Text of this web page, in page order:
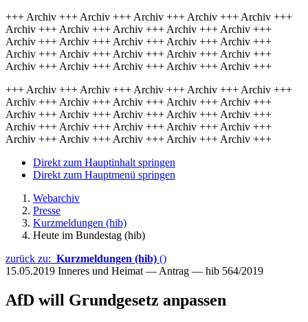
+++ Archiv +++ Archiv +++ Archiv +++ Archiv +++ Archiv +++
Archiv +++ Archiv +++ Archiv +++ Archiv +++ Archiv +++
Archiv +++ Archiv +++ Archiv +++ Archiv +++ Archiv +++
Archiv +++ Archiv +++ Archiv +++ Archiv +++ Archiv +++
Archiv +++ Archiv +++ Archiv +++ Archiv +++ Archiv +++
+++ Archiv +++ Archiv +++ Archiv +++ Archiv +++ Archiv +++
Archiv +++ Archiv +++ Archiv +++ Archiv +++ Archiv +++
Archiv +++ Archiv +++ Archiv +++ Archiv +++ Archiv +++
Archiv +++ Archiv +++ Archiv +++ Archiv +++ Archiv +++
Archiv +++ Archiv +++ Archiv +++ Archiv +++ Archiv +++
Direkt zum Hauptinhalt springen
Direkt zum Hauptmenü springen
Webarchiv
Presse
Kurzmeldungen (hib)
Heute im Bundestag (hib)
zurück zu: Kurzmeldungen (hib) ()
15.05.2019 Inneres und Heimat — Antrag — hib 564/2019
AfD will Grundgesetz anpassen